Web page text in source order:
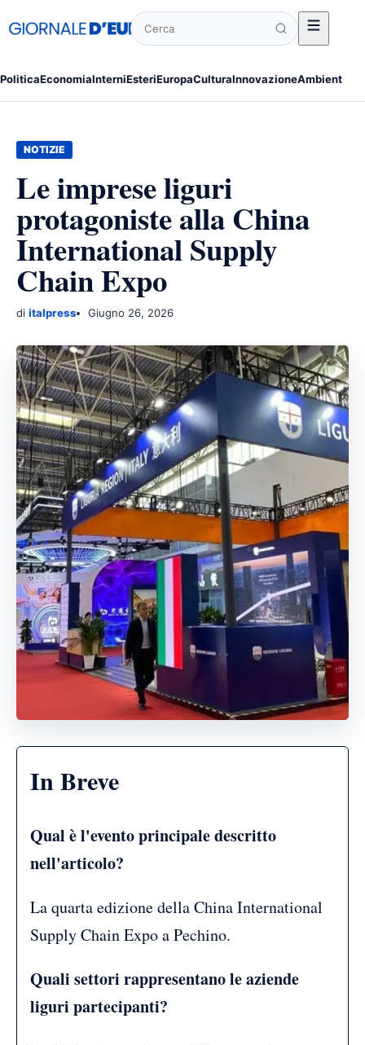
PoliticaEconomiaInterniEsteriEuropaCulturaInnovazioneAmbiente
Cerca
NOTIZIE
Le imprese liguri
protagoniste alla China
International Supply
Chain Expo
di italpress Giugno 26, 2026
In Breve
Qual è l'evento principale descritto
nell'articolo?
La quarta edizione della China International
Supply Chain Expo a Pechino.
Quali settori rappresentano le aziende
liguri partecipanti?